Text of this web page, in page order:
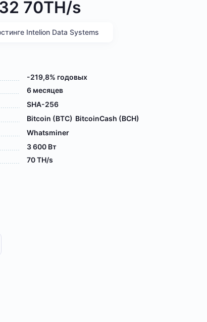
70TH/s
Intelion Data Systems
-219,8% годовых
6 месяцев
SHA-256
Bitcoin (BTC) BitcoinCash (BCH)
Whatsminer
3 600 Вт
70 TH/s